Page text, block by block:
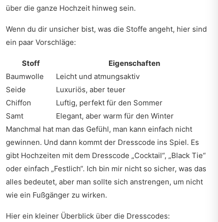
über die ganze Hochzeit hinweg sein.
Wenn du dir unsicher bist, was die Stoffe angeht, hier sind
ein paar Vorschläge:
Stoff
Eigenschaften
Baumwolle
Leicht und atmungsaktiv
Seide
Luxuriös, aber teuer
Chiffon
Luftig, perfekt für den Sommer
Samt
Elegant, aber warm für den Winter
Manchmal hat man das Gefühl, man kann einfach nicht
gewinnen. Und dann kommt der Dresscode ins Spiel. Es
gibt Hochzeiten mit dem Dresscode „Cocktail“, „Black Tie“
oder einfach „Festlich“. Ich bin mir nicht so sicher, was das
alles bedeutet, aber man sollte sich anstrengen, um nicht
wie ein Fußgänger zu wirken.
Hier ein kleiner Überblick über die Dresscodes: